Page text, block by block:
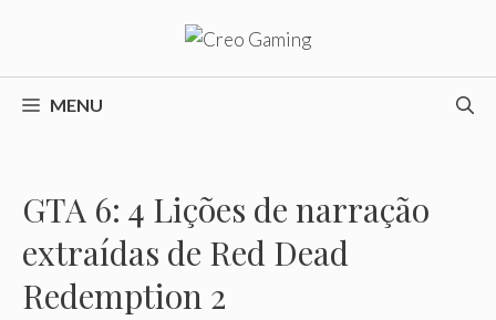
o
conteúdoMENU
GTA 6: 4 Lições de narração
extraídas de Red Dead
Redemption 2